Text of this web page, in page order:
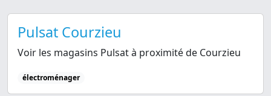
Pulsat Courzieu
Voir les magasins Pulsat à proximité de Courzieu
électroménager